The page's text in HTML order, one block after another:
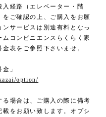
経路（エレベーター・階
ご確認の上、ご購入をお願
サービスは別途有料となっ
コンビニエンスらくらく家
表をご参照下さいませ。
」
option/
場合は、ご購入の際に備考
をお願い致します。オプシ